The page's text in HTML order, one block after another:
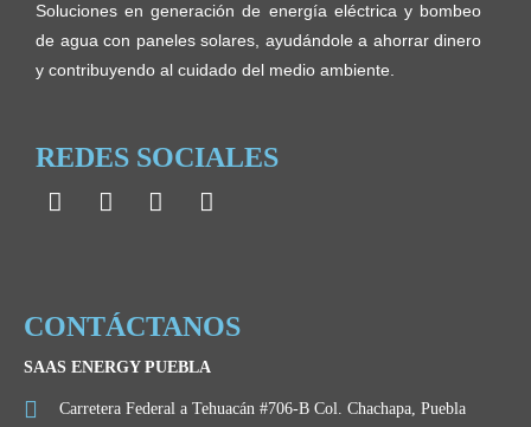
Soluciones en generación de energía eléctrica y bombeo
de agua con paneles solares, ayudándole a ahorrar dinero
y contribuyendo al cuidado del medio ambiente.
REDES SOCIALES
CONTÁCTANOS
SAAS ENERGY PUEBLA
Carretera Federal a Tehuacán #706-B Col. Chachapa, Puebla